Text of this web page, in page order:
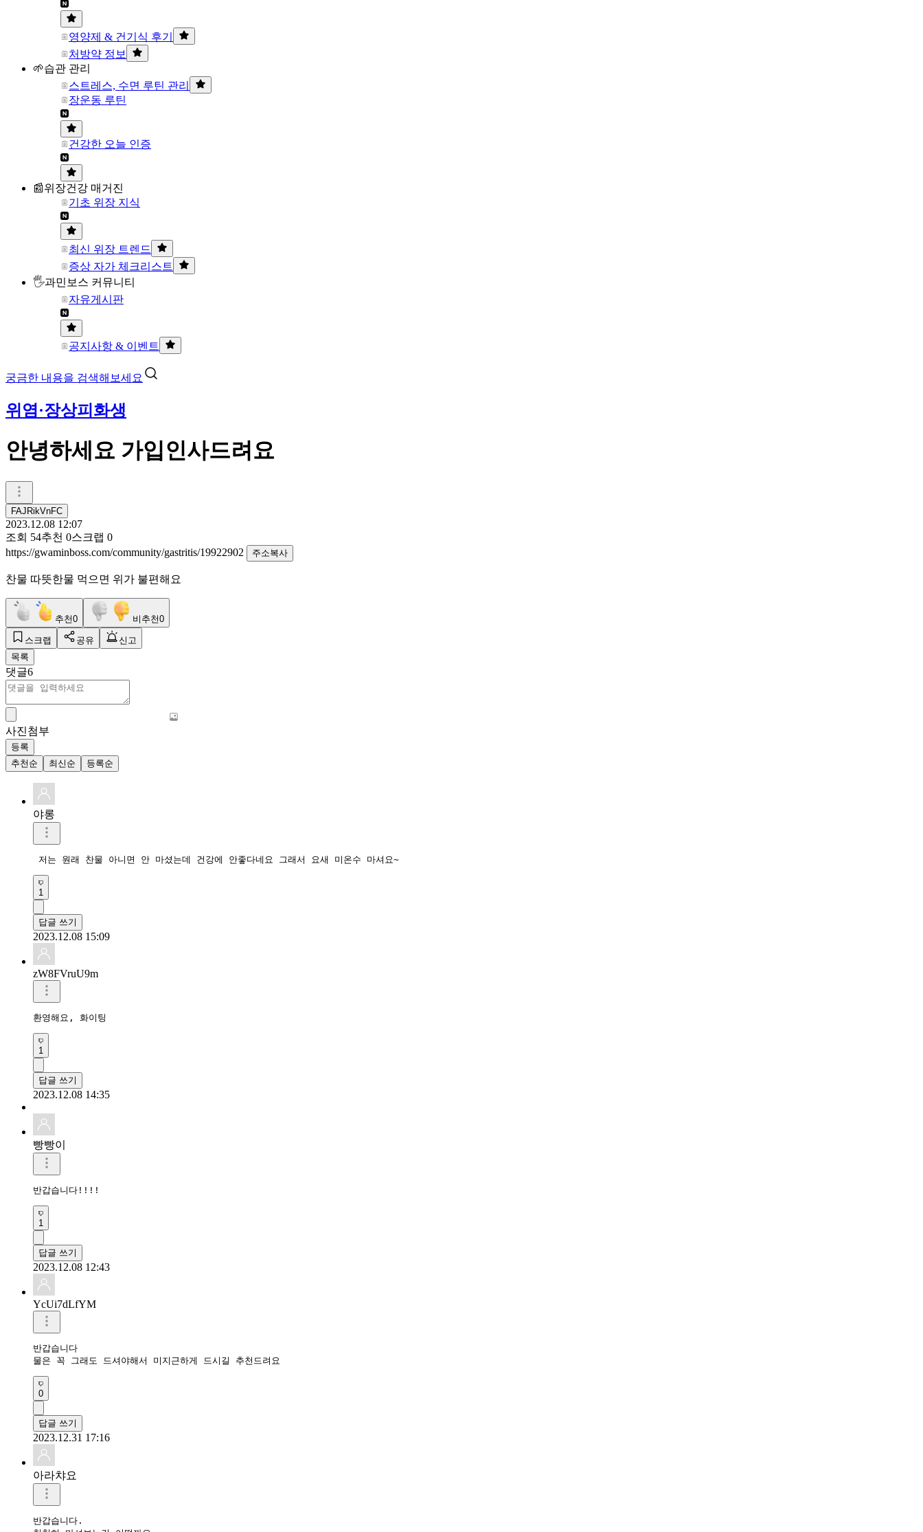
영양제 & 건기식 후기
처방약 정보
🌱습관 관리
스트레스, 수면 루틴 관리
장운동 루틴
건강한 오늘 인증
📰위장건강 매거진
기초 위장 지식
최신 위장 트렌드
증상 자가 체크리스트
🖐과민보스 커뮤니티
자유게시판
공지사항 & 이벤트
궁금한 내용을 검색해보세요
위염·장상피화생
안녕하세요 가입인사드려요
FAJRikVnFC
2023.12.08 12:07
조회 54추천 0스크랩 0
https://gwaminboss.com/community/gastritis/19922902
주소복사
찬물 따뜻한물 먹으면 위가 불편해요
추천0 비추천0
스크랩 공유
신고
목록
댓글6
사진첨부
등록
추천순
최신순 등록순
야롱
저는 원래 찬물 아니면 안 마셨는데 건강에 안좋다네요 그래서 요새 미온수 마셔요~
1
답글 쓰기
2023.12.08 15:09
zW8FVruU9m
환영해요, 화이팅
1
답글 쓰기
2023.12.08 14:35
빵빵이
반갑습니다!!!!
1
답글 쓰기
2023.12.08 12:43
YcUi7dLfYM
반갑습니다
물은 꼭 그래도 드셔야해서 미지근하게 드시길 추천드려요
0
답글 쓰기
2023.12.31 17:16
아라챠요
반갑습니다.